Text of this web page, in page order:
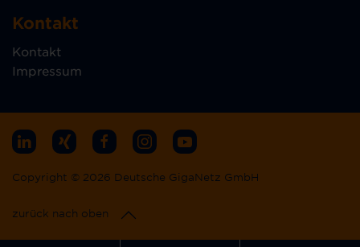
Kontakt
Kontakt
Impressum
Copyright © 2026 Deutsche GigaNetz GmbH
zurück nach oben